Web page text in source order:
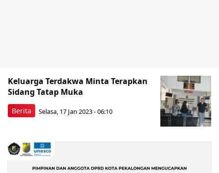
Berita
Keluarga Terdakwa Minta Terapkan
Sidang Tatap Muka
Selasa, 17 Jan 2023 - 06:10